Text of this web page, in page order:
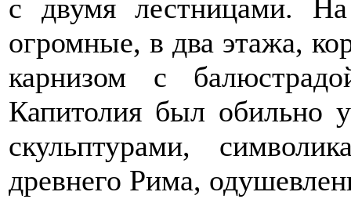
с двумя лестницами.
огромные, в два этажа,
карнизом с
Капитолия был обильно
скульптурами,
древнего Рима,